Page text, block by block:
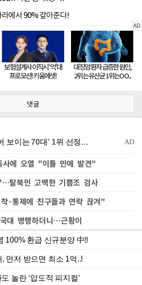
댓글
사에 오열 "이틀 만에 발견"
탈북민 고백한 기쁨조 검사
·통제에 친구들과 연락 끊겨"
대 병행하더니…근황이